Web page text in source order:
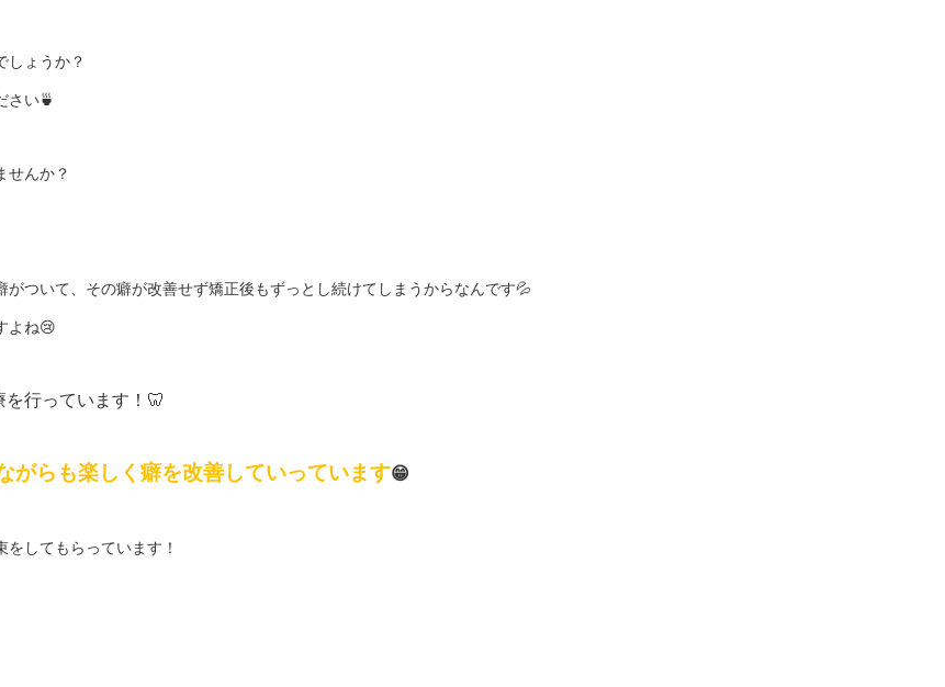
しょうか？
さい🍵
せんか？
ついて、その癖が改善せず矯正後もずっとし続けてしまうからなんです💦
よね😢
行っています！ 🦷
がらも楽しく癖を改善していっています😁
してもらっています！